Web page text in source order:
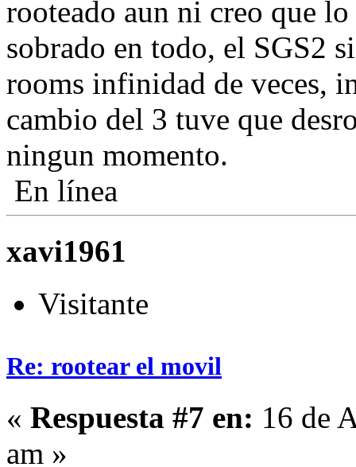
rooteado aun ni creo que
sobrado en todo, el SGS2
rooms infinidad de veces,
cambio del 3 tuve que
ningun momento.
En línea
xavi1961
Visitante
Re: rootear el movil
« Respuesta #7 en: 16 de
am »